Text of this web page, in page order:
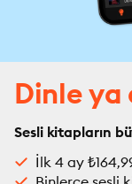
Dinle ya
Sesli kitapların
İlk 4 ay